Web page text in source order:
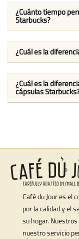
¿Cuánto tiempo
Starbucks?
¿Cuál es la
¿Cuál es la
cápsulas
Café du Jour es el
por la calidad y el
su hogar.
nuestro servicio